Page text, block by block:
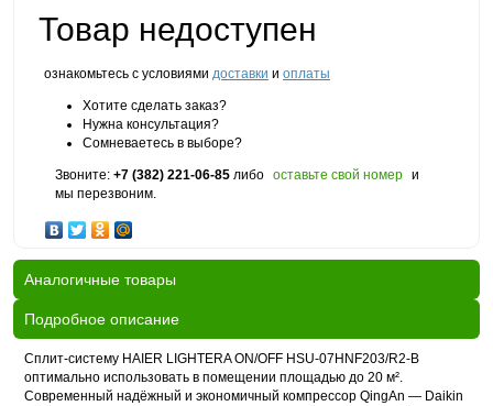
Товар недоступен
ознакомьтесь с условиями доставки и оплаты
Хотите сделать заказ?
Нужна консультация?
Сомневаетесь в выборе?
Звоните: +7 (382) 221-06-85 либо оставьте свой номер и
мы перезвоним.
Аналогичные товары
Подробное описание
Сплит-систему HAIER LIGHTERA ON/OFF HSU-07HNF203/R2-B
оптимально использовать в помещении площадью до 20 м².
Современный надёжный и экономичный компрессор QingAn — Daikin